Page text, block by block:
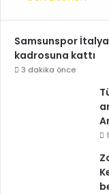
Samsunspor
kadrosuna kattı
3 dakika önce